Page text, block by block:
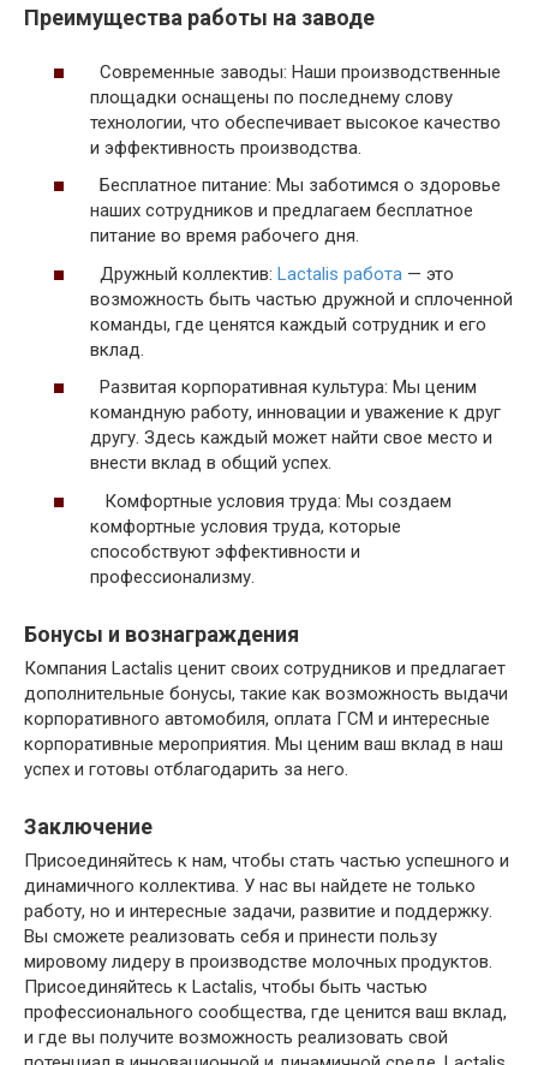
Преимущества работы на заводе
Современные заводы: Наши производственные
площадки оснащены по последнему слову
технологии, что обеспечивает высокое качество
и эффективность производства.
Бесплатное питание: Мы заботимся о здоровье
наших сотрудников и предлагаем бесплатное
питание во время рабочего дня.
Дружный коллектив: Lactalis работа — это
возможность быть частью дружной и сплоченной
команды, где ценятся каждый сотрудник и его
вклад.
Развитая корпоративная культура: Мы ценим
командную работу, инновации и уважение к друг
другу. Здесь каждый может найти свое место и
внести вклад в общий успех.
Комфортные условия труда: Мы создаем
комфортные условия труда, которые
способствуют эффективности и
профессионализму.
Бонусы и вознаграждения
Компания Lactalis ценит своих сотрудников и предлагает
дополнительные бонусы, такие как возможность выдачи
корпоративного автомобиля, оплата ГСМ и интересные
корпоративные мероприятия. Мы ценим ваш вклад в наш
успех и готовы отблагодарить за него.
Заключение
Присоединяйтесь к нам, чтобы стать частью успешного и
динамичного коллектива. У нас вы найдете не только
работу, но и интересные задачи, развитие и поддержку.
Вы сможете реализовать себя и принести пользу
мировому лидеру в производстве молочных продуктов.
Присоединяйтесь к Lactalis, чтобы быть частью
профессионального сообщества, где ценится ваш вклад,
и где вы получите возможность реализовать свой